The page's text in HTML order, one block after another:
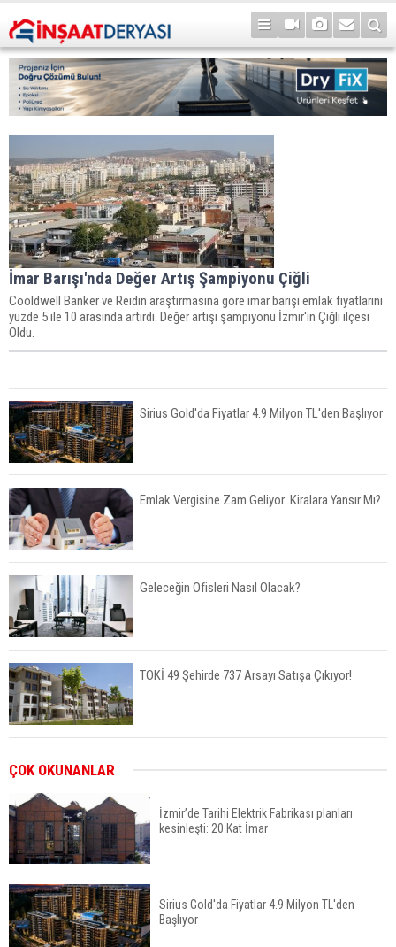
İmar Barışı'nda Değer Artış Şampiyonu Çiğli
Cooldwell Banker ve Reidin araştırmasına göre imar barışı emlak fiyatlarını
yüzde 5 ile 10 arasında artırdı. Değer artışı şampiyonu İzmir'in Çiğli ilçesi
Oldu.
Sirius Gold'da Fiyatlar 4.9 Milyon TL'den Başlıyor
Emlak Vergisine Zam Geliyor: Kiralara Yansır Mı?
Geleceğin Ofisleri Nasıl Olacak?
TOKİ 49 Şehirde 737 Arsayı Satışa Çıkıyor!
Fuzul’den Konut ve Araç Finansmanında Kişiye
Özel Terzi Usulü Planlama
Urla’da 8 Arsa 409 Milyon TL’ye Satışta
ÇOK OKUNANLAR
İzmir’de Tarihi Elektrik Fabrikası planları
kesinleşti: 20 Kat İmar
Sirius Gold'da Fiyatlar 4.9 Milyon TL'den
Başlıyor